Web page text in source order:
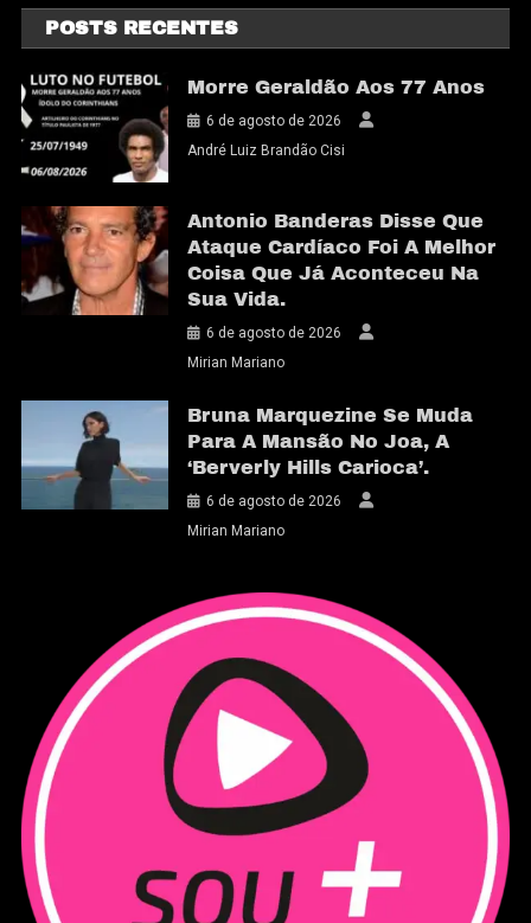
POSTS RECENTES
Morre Geraldão Aos 77 Anos
6 de agosto de 2026
André Luiz Brandão Cisi
Antonio Banderas Disse Que
Ataque Cardíaco Foi A Melhor
Coisa Que Já Aconteceu Na
Sua Vida.
6 de agosto de 2026
Mirian Mariano
Bruna Marquezine Se Muda
Para A Mansão No Joa, A
‘Berverly Hills Carioca’.
6 de agosto de 2026
Mirian Mariano